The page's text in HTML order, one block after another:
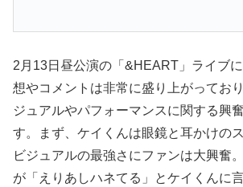
2月13日昼公演の「&HEART」ライブ
想やコメントは非常に盛り上がってお
ジュアルやパフォーマンスに関する興
す。まず、ケイくんは眼鏡と耳かけの
ビジュアルの最強さにファンは大興奮
が「えりあしハネてる」とケイくんに